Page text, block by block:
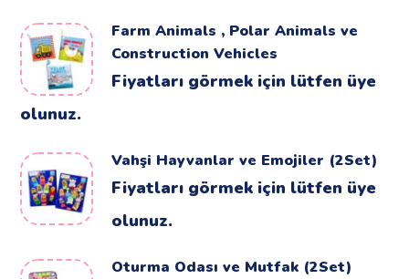
Farm Animals , Polar Animals ve
Construction Vehicles
Fiyatları görmek için lütfen üye
olunuz.
Vahşi Hayvanlar ve Emojiler (2Set)
Fiyatları görmek için lütfen üye
olunuz.
Oturma Odası ve Mutfak (2Set)